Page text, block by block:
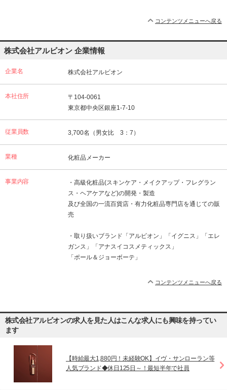
コンテンツメニューへ戻る
株式会社アルビオン 企業情報
企業名 株式会社アルビオン
本社住所
〒104-0061
東京都中央区銀座1-7-10
従業員数 3,700名（男女比 3：7）
業種 化粧品メーカー
事業内容
・高級化粧品(スキンケア・メイクアップ・フレグラン
ス・ヘアケアなど)の開発・製造
及び全国の一流百貨店・有力化粧品専門店を通じての販
売
・取り扱いブランド「アルビオン」「イグニス」「エレ
ガンス」「アナスイコスメティックス」
「ポール＆ジョーボーテ」
コンテンツメニューへ戻る
株式会社アルビオンの求人を見た人はこんな求人にも興味を持ってい
ます
【時給最大1,880円！未経験OK】イヴ・サンローラン等
人気ブランド◆休日125日～！最短半年で社員